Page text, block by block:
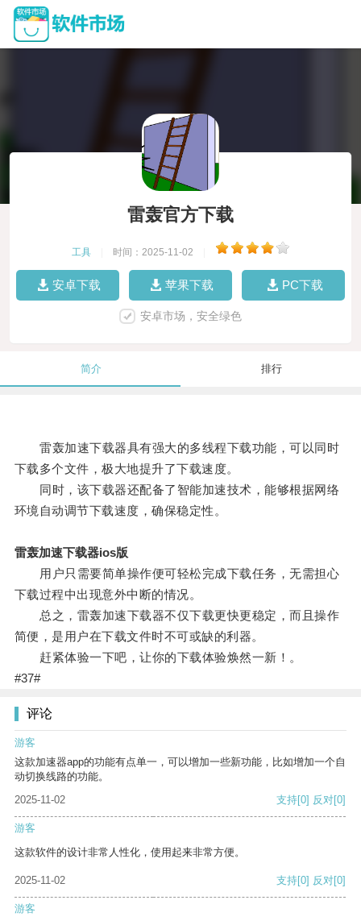
雷轰官方下载
工具 时间：2025-11-02
安卓下载 苹果下载 PC下载
安卓市场，安全绿色
简介 排行
雷轰加速下载器具有强大的多线程下载功能，可以同时
下载多个文件，极大地提升了下载速度。
同时，该下载器还配备了智能加速技术，能够根据网络
环境自动调节下载速度，确保稳定性。
雷轰加速下载器ios版
用户只需要简单操作便可轻松完成下载任务，无需担心
下载过程中出现意外中断的情况。
总之，雷轰加速下载器不仅下载更快更稳定，而且操作
简便，是用户在下载文件时不可或缺的利器。
赶紧体验一下吧，让你的下载体验焕然一新！。
#37#
评论
游客
这款加速器app的功能有点单一，可以增加一些新功能，比如增加一个自
动切换线路的功能。
2025-11-02
支持[0] 反对[0]
游客
这款软件的设计非常人性化，使用起来非常方便。
2025-11-02 支持[0] 反对[0]
游客